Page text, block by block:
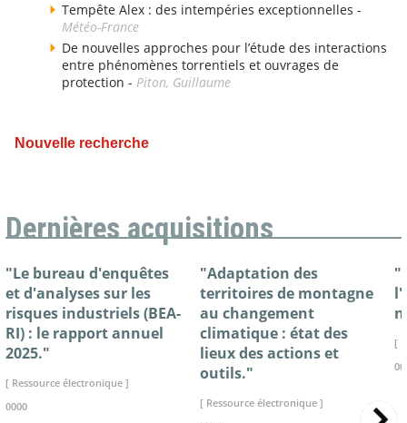
Tempête Alex : des intempéries exceptionnelles -
Météo-France
De nouvelles approches pour l’étude des interactions
entre phénomènes torrentiels et ouvrages de
protection - Piton, Guillaume
Nouvelle recherche
Dernières acquisitions
"Le bureau d'enquêtes
et d'analyses sur les
risques industriels (BEA-
RI) : le rapport annuel
2025."
[ Ressource électronique ]
0000
"Adaptation des
territoires de montagne
au changement
climatique : état des
lieux des actions et
outils."
[ Ressource électronique ]
[